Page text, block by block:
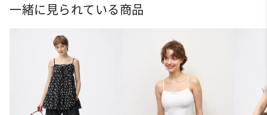
一緒に見られている商品